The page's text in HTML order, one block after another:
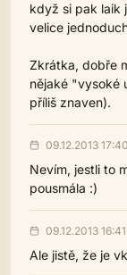
když si pak laik
velice
Zkrátka, dobře
nějaké "vysoké
příliš znaven).
09.12.2013 17:40
Nevím, jestli to
pousmála :)
09.12.2013 16:41
Ale jistě, že je